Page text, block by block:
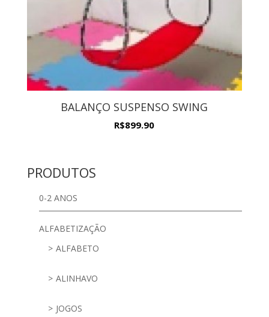
BALANÇO SUSPENSO SWING
R$899.90
PRODUTOS
0-2 ANOS
ALFABETIZAÇÃO
ALFABETO
ALINHAVO
JOGOS